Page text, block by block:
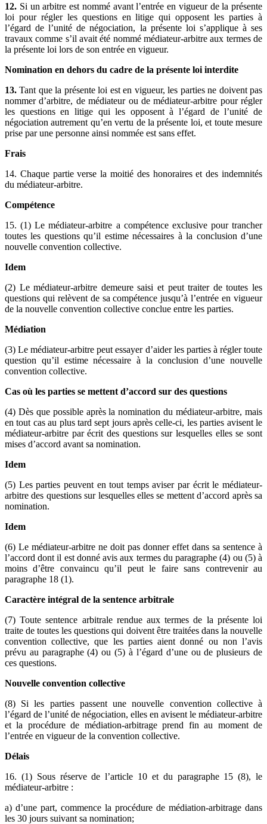
12. Si un arbitre est nommé avant l’entrée en vigueur de la présente
loi pour régler les questions en litige qui opposent les parties à
l’égard de l’unité de négociation, la présente loi s’applique à ses
travaux comme s’il avait été nommé médiateur-arbitre aux termes de
la présente loi lors de son entrée en vigueur.
Nomination en dehors du cadre de la présente loi interdite
13.Tant que la présente loi est en vigueur, les parties ne doivent pas
nommer d’arbitre, de médiateur ou de médiateur-arbitre pour régler
les questions en litige qui les opposent à l’égard de l’unité de
négociation autrement qu’en vertu de la présente loi, et toute mesure
prise par une personne ainsi nommée est sans effet.
Frais
14. Chaque partie verse la moitié des honoraires et des indemnités
du médiateur-arbitre.
Compétence
15. (1) Le médiateur-arbitre a compétence exclusive pour trancher
toutes les questions qu’il estime nécessaires à la conclusion d’une
nouvelle convention collective.
Idem
(2) Le médiateur-arbitre demeure saisi et peut traiter de toutes les
questions qui relèvent de sa compétence jusqu’à l’entrée en vigueur
de la nouvelle convention collective conclue entre les parties.
Médiation
(3) Le médiateur-arbitre peut essayer d’aider les parties à régler toute
question qu’il estime nécessaire à la conclusion d’une nouvelle
convention collective.
Cas où les parties se mettent d’accord sur des questions
(4) Dès que possible après la nomination du médiateur-arbitre, mais
en tout cas au plus tard sept jours après celle-ci, les parties avisent le
médiateur-arbitre par écrit des questions sur lesquelles elles se sont
mises d’accord avant sa nomination.
Idem
(5) Les parties peuvent en tout temps aviser par écrit le médiateur-
arbitre des questions sur lesquelles elles se mettent d’accord après sa
nomination.
Idem
(6) Le médiateur-arbitre ne doit pas donner effet dans sa sentence à
l’accord dont il est donné avis aux termes du paragraphe (4) ou (5) à
moins d’être convaincu qu’il peut le faire sans contrevenir au
paragraphe 18 (1).
Caractère intégral de la sentence arbitrale
(7) Toute sentence arbitrale rendue aux termes de la présente loi
traite de toutes les questions qui doivent être traitées dans la nouvelle
convention collective, que les parties aient donné ou non l’avis
prévu au paragraphe (4) ou (5) à l’égard d’une ou de plusieurs de
ces questions.
Nouvelle convention collective
(8) Si les parties passent une nouvelle convention collective à
l’égard de l’unité de négociation, elles en avisent le médiateur-arbitre
et la procédure de médiation-arbitrage prend fin au moment de
l’entrée en vigueur de la convention collective.
Délais
16. (1) Sous réserve de l’article 10 et du paragraphe 15 (8), le
médiateur-arbitre :
a) d’une part, commence la procédure de médiation-arbitrage dans
les 30 jours suivant sa nomination;